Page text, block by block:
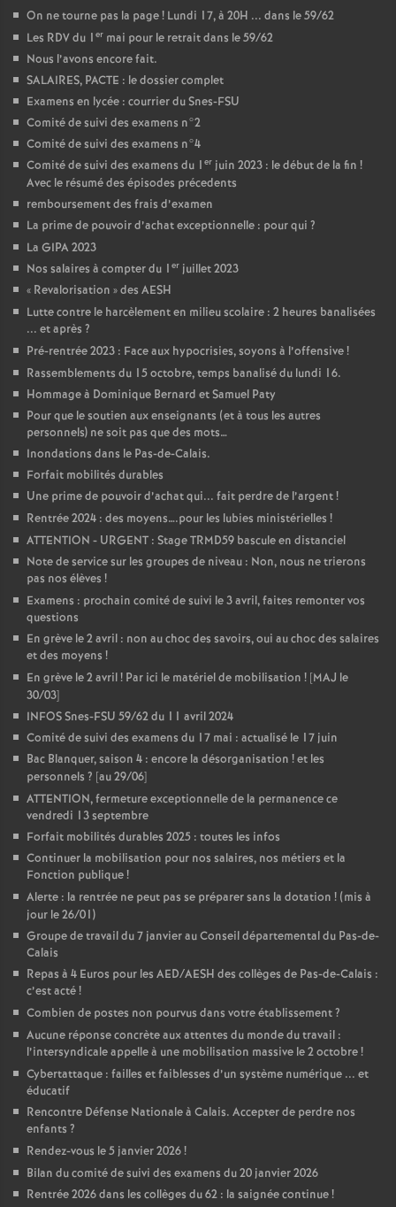
On ne tourne pas la page! Lundi 17, à 20H ... dans le 59/62
Les RDV du 1 er mai pour le retrait dans le 59/62
Nous l’avons encore fait.
SALAIRES, PACTE : le dossier complet
Examens en lycée : courrier du Snes-FSU
Comité de suivi des examens n°2
Comité de suivi des examens n°4
Comité de suivi des examens du 1 er juin 2023 : le début de la fin !
Avec le résumé des épisodes précedents
remboursement des frais d’examen
La prime de pouvoir d’achat exceptionnelle : pour qui ?
La GIPA 2023
Nos salaires à compter du 1 er juillet 2023
« Revalorisation » des AESH
Lutte contre le harcèlement en milieu scolaire : 2 heures banalisées
... et après ?
Pré-rentrée 2023 : Face aux hypocrisies, soyons à l’offensive!
Rassemblements du 15 octobre, temps banalisé du lundi 16.
Hommage à Dominique Bernard et Samuel Paty
Pour que le soutien aux enseignants (et à tous les autres
personnels) ne soit pas que des mots…
Inondations dans le Pas-de-Calais.
Forfait mobilités durables
Une prime de pouvoir d’achat qui... fait perdre de l’argent!
Rentrée 2024 : des moyens….pour les lubies ministérielles !
ATTENTION - URGENT : Stage TRMD59 bascule en distanciel
Note de service sur les groupes de niveau : Non, nous ne trierons
pas nos élèves !
Examens : prochain comité de suivi le 3 avril, faites remonter vos
questions
En grève le 2 avril : non au choc des savoirs, oui au choc des salaires
et des moyens !
En grève le 2 avril! Par ici le matériel de mobilisation ! [MAJ le
30/03]
INFOS Snes-FSU 59/62 du 11 avril 2024
Comité de suivi des examens du 17 mai : actualisé le 17 juin
Bac Blanquer, saison 4 : encore la désorganisation ! et les
personnels ? [au 29/06]
ATTENTION, fermeture exceptionnelle de la permanence ce
vendredi 13 septembre
Forfait mobilités durables 2025 : toutes les infos
Continuer la mobilisation pour nos salaires, nos métiers et la
Fonction publique!
Alerte : la rentrée ne peut pas se préparer sans la dotation ! (mis à
jour le 26/01)
Groupe de travail du 7 janvier au Conseil départemental du Pas-de-
Calais
Repas à 4 Euros pour les AED/AESH des collèges de Pas-de-Calais :
c’est acté!
Combien de postes non pourvus dans votre établissement?
Aucune réponse concrète aux attentes du monde du travail :
l’intersyndicale appelle à une mobilisation massive le 2 octobre!
Cybertattaque : failles et faiblesses d’un système numérique ... et
éducatif
Rencontre Défense Nationale à Calais. Accepter de perdre nos
enfants ?
Rendez-vous le 5 janvier 2026!
Bilan du comité de suivi des examens du 20 janvier 2026
Rentrée 2026 dans les collèges du 62 : la saignée continue!